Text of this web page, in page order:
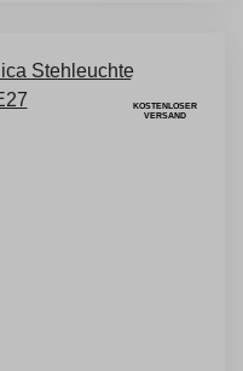
KOSTENLOSER
VERSAND